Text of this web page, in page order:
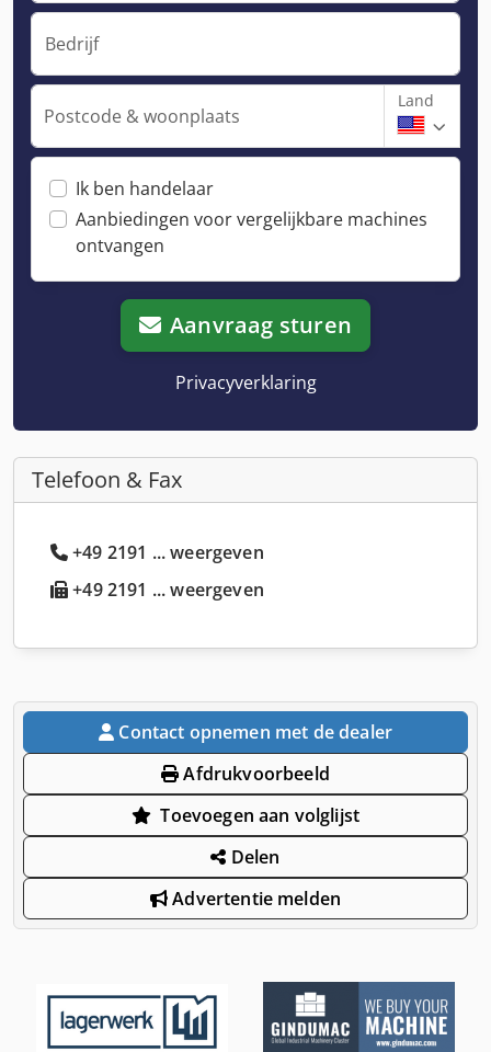
Bedrijf
Postcode & woonplaats
Land
Ik ben handelaar
Aanbiedingen voor vergelijkbare machines
ontvangen
Aanvraag sturen
Privacyverklaring
Telefoon & Fax
+49 2191 ... weergeven
+49 2191 ... weergeven
Contact opnemen met de dealer
Afdrukvoorbeeld
Toevoegen aan volglijst
Delen
Advertentie melden